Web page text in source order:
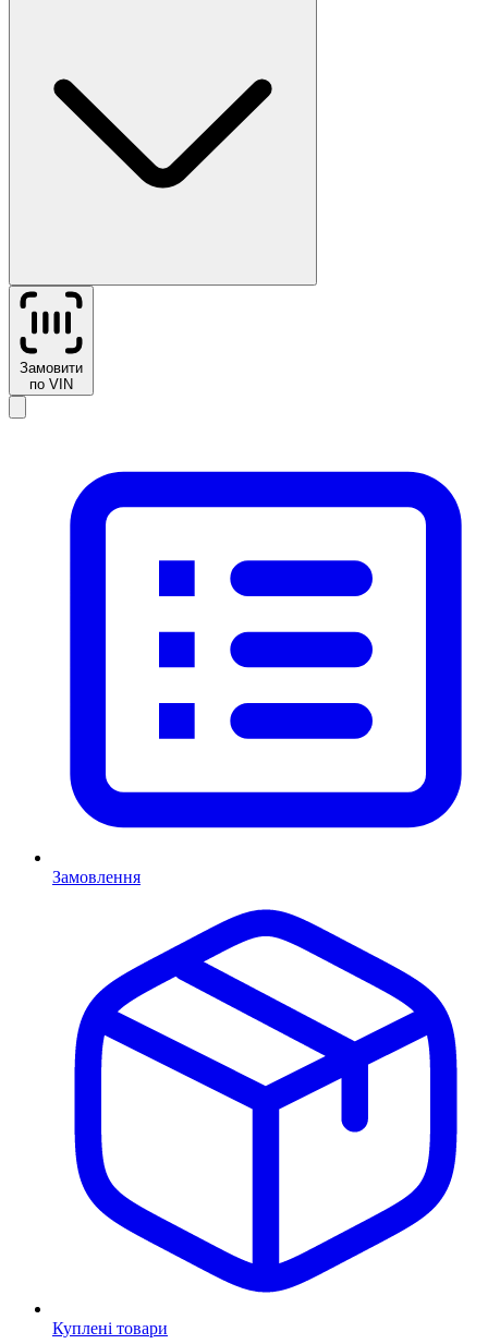
Замовити
по VIN
Замовлення
Куплені товари